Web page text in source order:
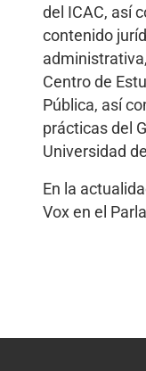
del ICAC, así
contenido
Centro de
Pública, así
prácticas del
Universidad
En la
Vox en el